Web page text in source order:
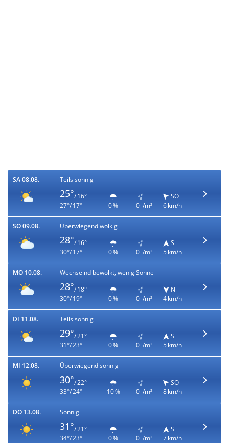
SA 08.08. Teils sonnig
25°/ 16°
27°/ 17°
0 % 0 l/m²
SO
6 km/h
SO 09.08. Überwiegend wolkig
28°/ 16°
30°/ 17°
0 % 0 l/m²
S
5 km/h
MO 10.08. Wechselnd bewölkt, wenig Sonne
28°/ 18°
30°/ 19°
0 % 0 l/m²
N
4 km/h
DI 11.08. Teils sonnig
29°/ 21°
31°/ 23°
0 % 0 l/m²
S
5 km/h
MI 12.08. Überwiegend sonnig
30°/ 22°
33°/ 24°
10 % 0 l/m²
SO
8 km/h
DO 13.08. Sonnig
31°/ 21°
34°/ 23°
0 % 0 l/m²
S
7 km/h